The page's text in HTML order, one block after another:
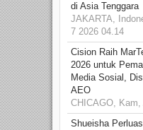
di Asia Tenggara
JAKARTA,
7 2026 04.14
Cision Raih
2026 untuk
Media Sosial,
AEO
CHICAGO,
Shueisha